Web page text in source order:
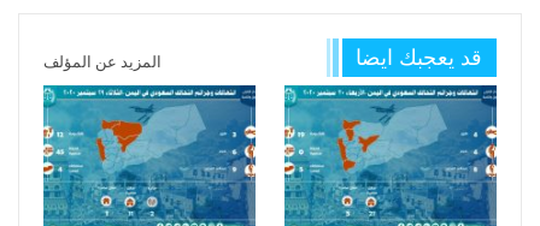
قد يعجبك ايضا المزيد عن المؤلف